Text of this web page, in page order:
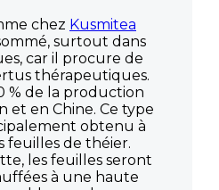
chez Kusmitea
surtout dans
car il procure de
thérapeutiques.
% de la production
et en Chine. Ce type
obtenu à
feuilles de théier.
les feuilles seront
à une haute